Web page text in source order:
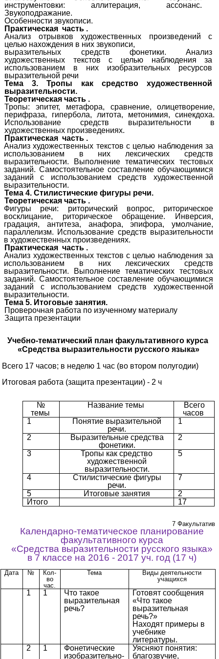
инструментовки: аллитерация, ассонанс.
Звукоподражание.
Особенности звукописи.
Практическая часть .
Анализ отрывков художественных произведений с
целью нахождения в них звукописи,
выразительных средств фонетики. Анализ
художественных текстов с целью наблюдения за
использованием в них изобразительных ресурсов
выразительной речи
Тема 3. Тропы как средство художественной
выразительности.
Теоретическая часть .
Тропы: эпитет, метафора, сравнение, олицетворение,
перифраза, гипербола, литота, метонимия, синекдоха.
Использование средств выразительности в
художественных произведениях.
Практическая часть .
Анализ художественных текстов с целью наблюдения за
использованием в них лексических средств
выразительности. Выполнение тематических тестовых
заданий. Самостоятельное составление обучающимися
заданий с использованием средств художественной
выразительности.
Тема 4. Стилистические фигуры речи.
Теоретическая часть .
Фигуры речи: риторический вопрос, риторическое
восклицание, риторическое обращение. Инверсия,
градация, антитеза, анафора, эпифора, умолчание,
параллелизм. Использование средств выразительности
в художественных произведениях.
Практическая часть .
Анализ художественных текстов с целью наблюдения за
использованием в них лексических средств
выразительности. Выполнение тематических тестовых
заданий. Самостоятельное составление обучающимися
заданий с использованием средств художественной
выразительности.
Тема 5. Итоговые занятия.
Проверочная работа по изученному материалу
Защита презентации
Учебно-тематический план факультативного курса
«Средства выразительности русского языка»
Всего 17 часов; в неделю 1 час (во втором полугодии)
Итоговая работа (защита презентации) - 2 ч
№
темы
Название темы
Всего
часов
1
Понятие выразительной
речи.
1
2
Выразительные средства
фонетики.
2
3
Тропы как средство
художественной
выразительности.
5
4
Стилистические фигуры
речи.
7
5
Итоговые занятия
2
Итого
17
7 Факультатив
Календарно-тематическое планирование
факультативного курса
«Средства выразительности русского языка»
в 7 классе на 2016 - 2017 уч. год (17 ч)
Дата №
Кол-
во
час.
Тема
Виды деятельности
учащихся
1 1
Что такое
выразительная
речь?
Готовят сообщения
«Что такое
выразительная
речь?»
Находят примеры в
учебнике
литературы.
2
1
Фонетические
изобразительно-
Уясняют понятия:
благозвучие,